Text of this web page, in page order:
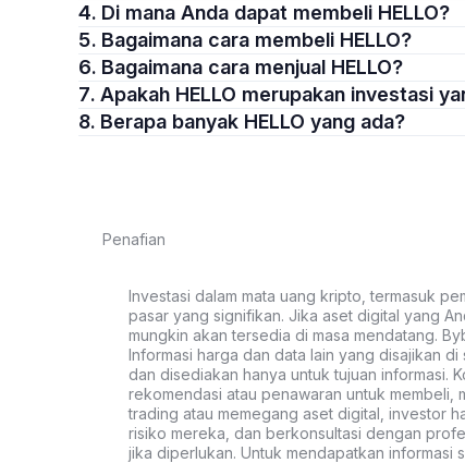
4. Di mana Anda dapat membeli HELLO?
5. Bagaimana cara membeli HELLO?
6. Bagaimana cara menjual HELLO?
7. Apakah HELLO merupakan investasi
8. Berapa banyak HELLO yang ada?
Penafian
Investasi dalam mata uang kripto, termasuk
pasar yang signifikan. Jika aset digital yang
mungkin akan tersedia di masa mendatang.
Informasi harga dan data lain yang disajikan
dan disediakan hanya untuk tujuan informasi.
rekomendasi atau penawaran untuk membeli,
trading atau memegang aset digital, investor
risiko mereka, dan berkonsultasi dengan
jika diperlukan. Untuk mendapatkan informasi